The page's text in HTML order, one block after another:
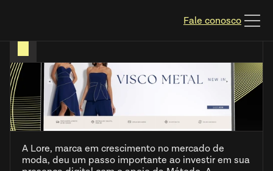
Fale conosco
A Lore, marca em crescimento no mercado de
moda, deu um passo importante ao investir em sua